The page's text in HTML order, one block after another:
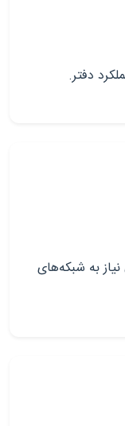
دفتر.
به شبکه‌های